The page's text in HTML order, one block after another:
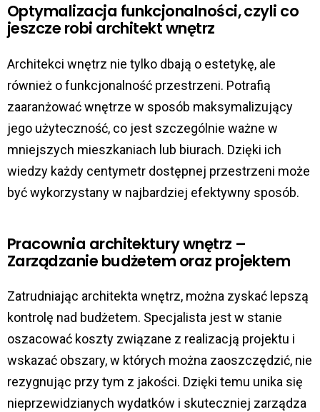
Optymalizacja funkcjonalności, czyli co
jeszcze robi architekt wnętrz
Architekci wnętrz nie tylko dbają o estetykę, ale
również o funkcjonalność przestrzeni. Potrafią
zaaranżować wnętrze w sposób maksymalizujący
jego użyteczność, co jest szczególnie ważne w
mniejszych mieszkaniach lub biurach. Dzięki ich
wiedzy każdy centymetr dostępnej przestrzeni może
być wykorzystany w najbardziej efektywny sposób.
Pracownia architektury wnętrz –
Zarządzanie budżetem oraz projektem
Zatrudniając architekta wnętrz, można zyskać lepszą
kontrolę nad budżetem. Specjalista jest w stanie
oszacować koszty związane z realizacją projektu i
wskazać obszary, w których można zaoszczędzić, nie
rezygnując przy tym z jakości. Dzięki temu unika się
nieprzewidzianych wydatków i skuteczniej zarządza